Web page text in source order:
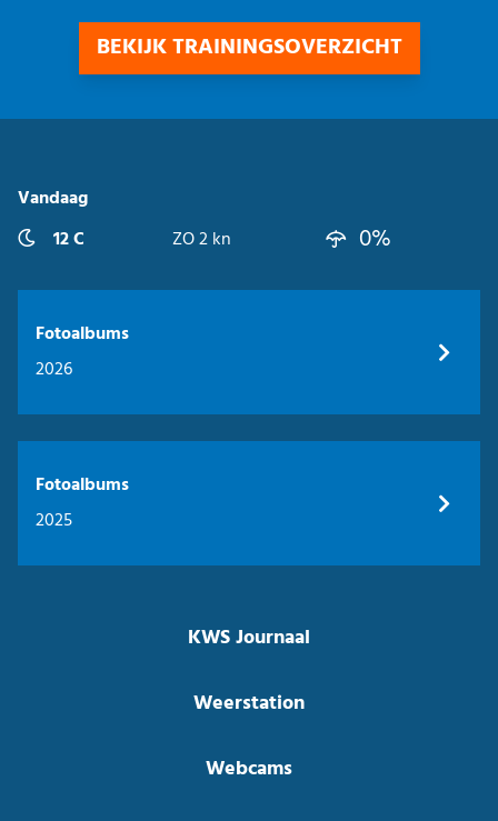
BEKIJK TRAININGSOVERZICHT
Vandaag
12 C
ZO 2 kn 0%
Fotoalbums
2026
Fotoalbums
2025
KWS Journaal
Weerstation
Webcams